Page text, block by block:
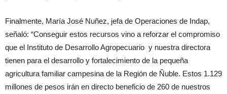
Finalmente, María José Nuñez, jefa de Operaciones de Indap,
señaló: “Conseguir estos recursos vino a reforzar el compromiso
que el Instituto de Desarrollo Agropecuario y nuestra directora
tienen para el desarrollo y fortalecimiento de la pequeña
agricultura familiar campesina de la Región de Ñuble. Estos 1.129
millones de pesos irán en directo beneficio de 260 de nuestros